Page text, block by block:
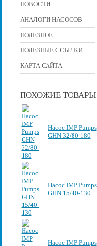
НОВОСТИ
АНАЛОГИ НАСОСОВ
ПОЛЕЗНОЕ
ПОЛЕЗНЫЕ ССЫЛКИ
КАРТА САЙТА
ПОХОЖИЕ ТОВАРЫ
Насос IMP Pumps
GHN 32/80-180
Насос IMP Pumps
GHN 15/40-130
Насос IMP Pumps